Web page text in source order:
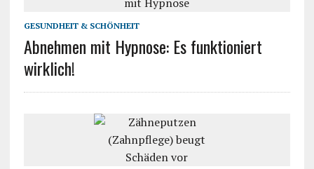
GESUNDHEIT & SCHÖNHEIT
Abnehmen mit Hypnose: Es funktioniert
wirklich!